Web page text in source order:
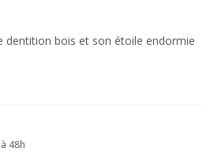
dentition bois et son étoile endormie
48h